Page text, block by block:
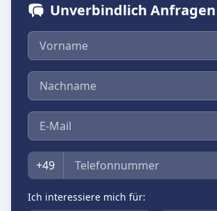
Unverbindlich Anfragen
Vorname
Nachname
E-Mail
Telefon
+49
Ich interessiere mich für: